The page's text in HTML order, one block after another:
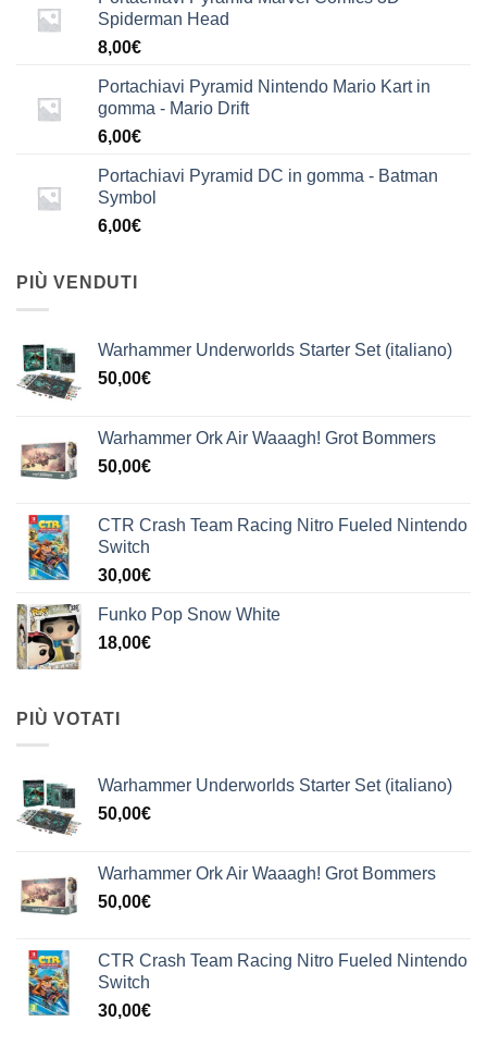
Spiderman Head
8,00€
Portachiavi Pyramid Nintendo Mario Kart in
gomma - Mario Drift
6,00€
Portachiavi Pyramid DC in gomma - Batman
Symbol
6,00€
PIÙ VENDUTI
Warhammer Underworlds Starter Set (italiano)
50,00€
Warhammer Ork Air Waaagh! Grot Bommers
50,00€
CTR Crash Team Racing Nitro Fueled Nintendo
Switch
30,00€
Funko Pop Snow White
18,00€
PIÙ VOTATI
Warhammer Underworlds Starter Set (italiano)
50,00€
Warhammer Ork Air Waaagh! Grot Bommers
50,00€
CTR Crash Team Racing Nitro Fueled Nintendo
Switch
30,00€